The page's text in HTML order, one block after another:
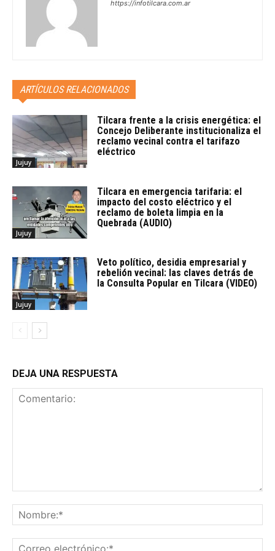
https://infotilcara.com.ar
ARTÍCULOS RELACIONADOS
Jujuy
Tilcara frente a la crisis energética: el
Concejo Deliberante institucionaliza el
reclamo vecinal contra el tarifazo
eléctrico
Jujuy
Tilcara en emergencia tarifaria: el
impacto del costo eléctrico y el
reclamo de boleta limpia en la
Quebrada (AUDIO)
Jujuy
Veto político, desidia empresarial y
rebelión vecinal: las claves detrás de
la Consulta Popular en Tilcara (VIDEO)
DEJA UNA RESPUESTA